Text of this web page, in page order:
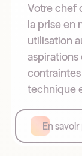
Votre chef
la prise en
utilisation
aspirations
technique
En